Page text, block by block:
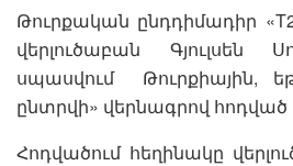
Թուրքական ընդդիմադիր
վերլուծաբան Գյուլսեն
սպասվում Թուրքիային,
ընտրվի» վերնագրով
Հոդվածում հեղինակը